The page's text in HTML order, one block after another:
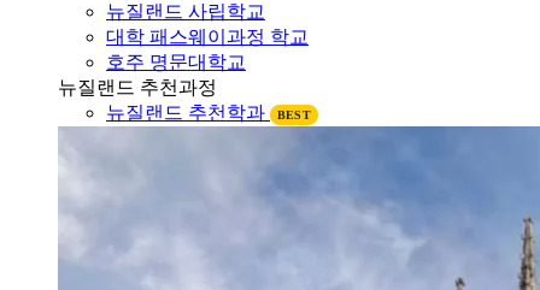
대학 패스웨이과정 학교
호주 명문대학교
뉴질랜드 추천과정
뉴질랜드 추천학과